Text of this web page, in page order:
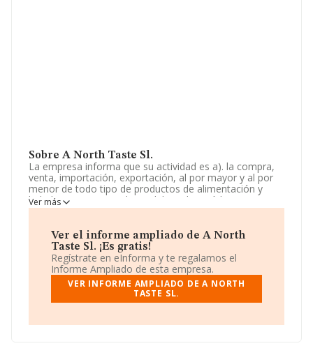
Sobre A North Taste Sl.
La empresa informa que su actividad es a). la compra,
venta, importación, exportación, al por mayor y al por
menor de todo tipo de productos de alimentación y
bebidas, tanto naturales y elaborados (códigos c.n.a.e.
números 4639, 4725 y 4729). b) la compra, venta,
de electrodomésticos. La empresa está registrada
como Sociedad Limitada. Clasifica su actividad CNAE
como 'Comercio al por mayor, no especializado, de
productos alimenticios, bebidas y tabaco', código 4639.
La empresa realiza actividad internacional tanto de
importación como exportación.
datos a disposición de INFORMA, ha tenido un número
Ver más
Ver el informe ampliado de A North
Taste Sl. ¡Es gratis!
Regístrate en eInforma y te regalamos el
Informe Ampliado de esta empresa.
VER INFORME AMPLIADO DE A NORTH
TASTE SL.